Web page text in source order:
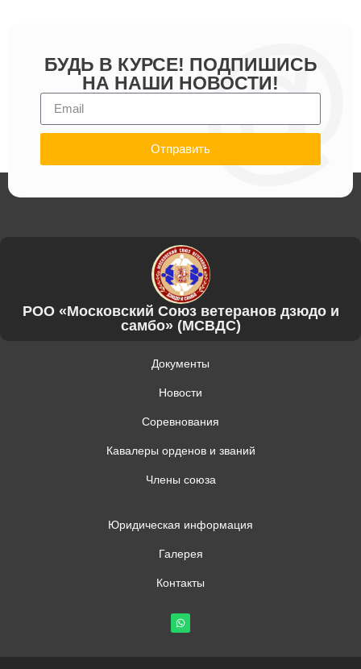
БУДЬ В КУРСЕ! ПОДПИШИСЬ
НА НАШИ НОВОСТИ!
Отправить
РОО «Московский Союз ветеранов дзюдо и
самбо» (МСВДС)
Документы
Новости
Соревнования
Кавалеры орденов и званий
Члены союза
Юридическая информация
Галерея
Контакты